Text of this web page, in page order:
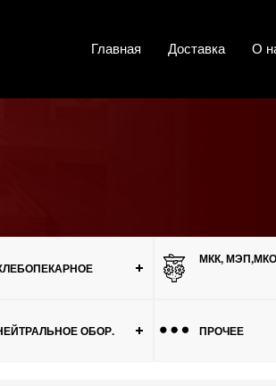
Главная Доставка О
МКК, МЭП,МКО
ОБОР. ПРОЧЕЕ